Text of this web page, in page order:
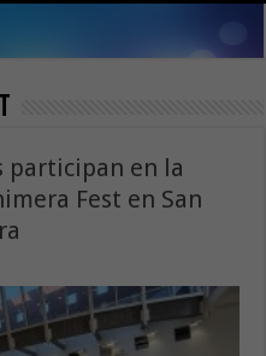
participan en la
Fest en San